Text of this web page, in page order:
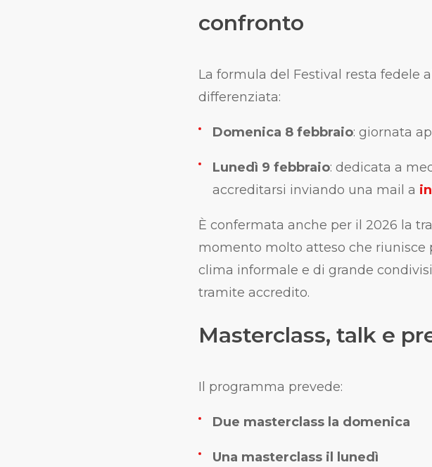
confronto
La formula del Festival resta fedele
differenziata:
Domenica 8 febbraio: giornata
Lunedì 9 febbraio: dedicata a
accreditarsi inviando una mail a
È confermata anche per il 2026 la
momento molto atteso che riunisce
clima informale e di grande
tramite accredito.
Masterclass, talk e
Il programma prevede:
Due masterclass la domenica
Una masterclass il lunedì